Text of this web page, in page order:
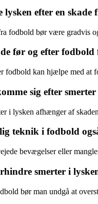
efter en skade
fodbold bør være gradvis
før og efter fodbold
fodbold kan hjælpe med at
sig efter
i lysken afhænger af
teknik i fodbold
bevægelser eller
smerter i
bør man undgå at